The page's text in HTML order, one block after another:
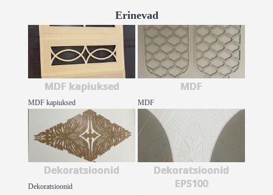
Erinevad
MDF kapiuksed
MDF kapiuksed
MDF
MDF
Dekoratsioonid
Dekoratsioonid
Dekoratsioonid
EPS100